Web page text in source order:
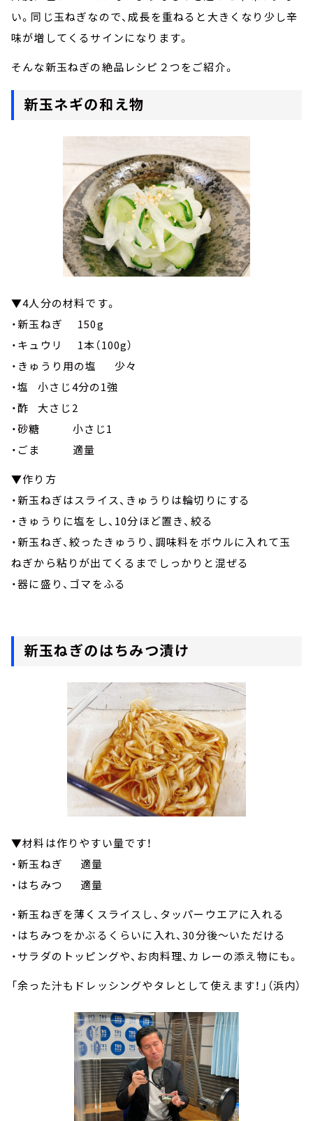
い。同じ玉ねぎなので、成長を重ねると大きくなり少し辛
味が増してくるサインになります。
そんな新玉ねぎの絶品レシピ２つをご紹介。
新玉ネギの和え物
▼4人分の材料です。
・新玉ねぎ 150g
・キュウリ 1本（100g）
・きゅうり用の塩 少々
・塩 小さじ4分の1強
・酢 大さじ2
・砂糖 小さじ1
・ごま 適量
▼作り方
・新玉ねぎはスライス、きゅうりは輪切りにする
・きゅうりに塩をし、10分ほど置き、絞る
・新玉ねぎ、絞ったきゅうり、調味料をボウルに入れて玉
ねぎから粘りが出てくるまでしっかりと混ぜる
・器に盛り、ゴマをふる
新玉ねぎのはちみつ漬け
▼材料は作りやすい量です！
・新玉ねぎ 適量
・はちみつ 適量
・新玉ねぎを薄くスライスし、タッパーウエアに入れる
・はちみつをかぶるくらいに入れ、30分後～いただける
・サラダのトッピングや、お肉料理、カレーの添え物にも。
「余った汁もドレッシングやタレとして使えます！」（浜内）